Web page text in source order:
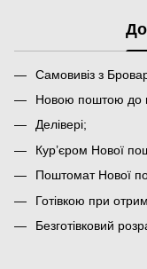
Самовивіз з
Новою поштою до
Делівері;
Кур’єром Нової
Поштомат Нової
Готівкою при
Безготівковий